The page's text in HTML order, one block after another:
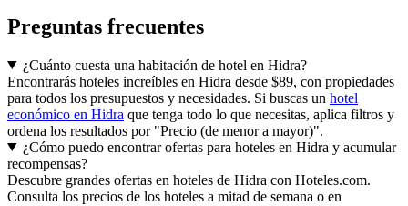
Preguntas frecuentes
¿Cuánto cuesta una habitación de hotel en Hidra?
Encontrarás hoteles increíbles en Hidra desde $89, con propiedades
para todos los presupuestos y necesidades. Si buscas un hotel
económico en Hidra que tenga todo lo que necesitas, aplica filtros y
ordena los resultados por "Precio (de menor a mayor)".
¿Cómo puedo encontrar ofertas para hoteles en Hidra y acumular
recompensas?
Descubre grandes ofertas en hoteles de Hidra con Hoteles.com.
Consulta los precios de los hoteles a mitad de semana o en